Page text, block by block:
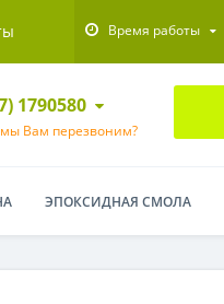
Время работы
1790580
Вам перезвоним?
ЭПОКСИДНАЯ СМОЛА